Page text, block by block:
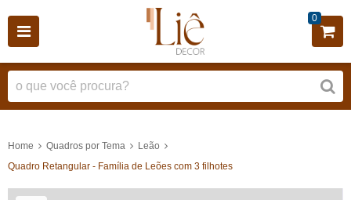
0
Home Quadros por Tema
Leão
Quadro Retangular - Família de Leões com 3 filhotes